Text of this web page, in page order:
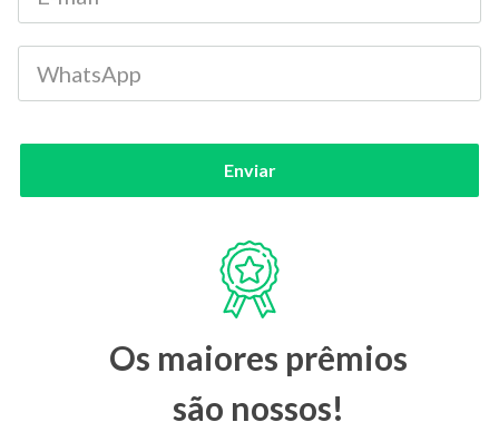
Enviar
Os maiores prêmios
são nossos!